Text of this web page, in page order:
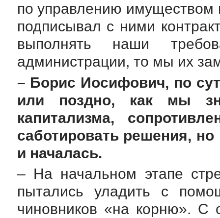
по управлению имуществом
подписывал с ними
выполнять наши
администрации, то мы их
– Борис Иосифович, по
или поздно, как мы
капитализма,
саботировать решения,
и началась.
– На начальном этапе
пытались уладить с
чиновников «на корню». С